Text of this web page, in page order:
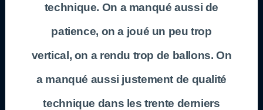
technique. On a manqué aussi de
patience, on a joué un peu trop
vertical, on a rendu trop de ballons. On
a manqué aussi justement de qualité
technique dans les trente derniers